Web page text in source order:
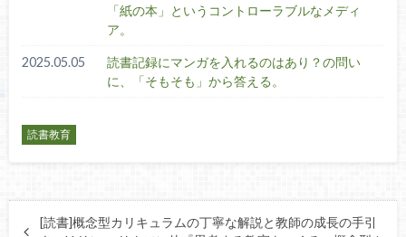
「紙の本」というコントローラブルなメディ
ア。
2025.05.05
読書記録にマンガを入れるのはあり？の問い
に、「そもそも」から答える。
読書教育
[読書]概念型カリキュラムの丁寧な解説と教師の成長の手引